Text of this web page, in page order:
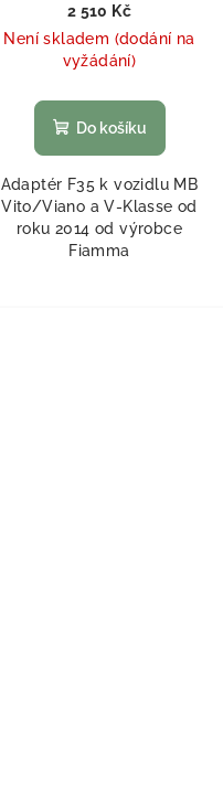
2 510 Kč
Není skladem (dodání na
vyžádání)
Do košíku
Adaptér F35 k vozidlu MB
Vito/Viano a V-Klasse od
roku 2014 od výrobce
Fiamma